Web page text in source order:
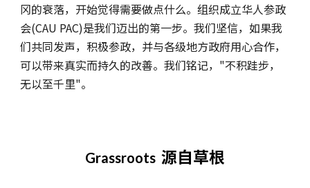
冈的衰落，开始觉得需要做点什么。组织成立华人参政
会(CAU PAC)是我们迈出的第一步。我们坚信，如果我
们共同发声，积极参政，并与各级地方政府用心合作，
可以带来真实而持久的改善。我们铭记，"不积跬步，
无以至千里"。
Grassroots 源自草根